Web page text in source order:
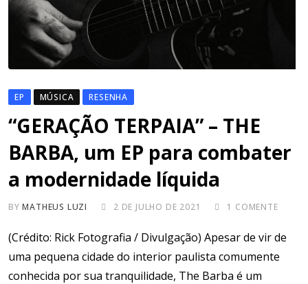
EP MÚSICA RESENHA
“GERAÇÃO TERPAIA” – THE
BARBA, um EP para combater
a modernidade líquida
BYMATHEUS LUZI 2 DE JULHO DE 2021 1 COMENTE
(Crédito: Rick Fotografia / Divulgação) Apesar de vir de
uma pequena cidade do interior paulista comumente
conhecida por sua tranquilidade, The Barba é um